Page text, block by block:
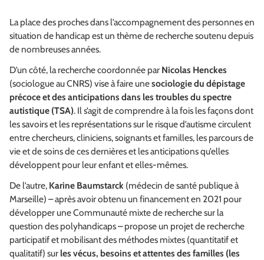
La place des proches dans l’accompagnement des personnes en
situation de handicap est un thème de recherche soutenu depuis
de nombreuses années.
D’un côté, la recherche coordonnée par Nicolas Henckes
(sociologue au CNRS) vise à faire unesociologie du dépistage
précoce et des anticipations dans les troubles du spectre
autistique (TSA). Il s’agit de comprendre à la fois les façons dont
les savoirs et les représentations sur le risque d’autisme circulent
entre chercheurs, cliniciens, soignants et familles, les parcours de
vie et de soins de ces dernières et les anticipations qu’elles
développent pour leur enfant et elles-mêmes.
De l’autre, Karine Baumstarck (médecin de santé publique à
Marseille) – après avoir obtenu un financement en 2021 pour
développer une Communauté mixte de recherche sur la
question des polyhandicaps – propose un projet de recherche
participatif et mobilisant des méthodes mixtes (quantitatif et
qualitatif) sur les vécus, besoins et attentes des familles (les